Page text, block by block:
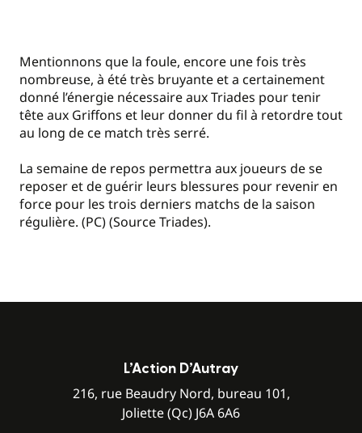
Mentionnons que la foule, encore une fois très
nombreuse, à été très bruyante et a certainement
donné l’énergie nécessaire aux Triades pour tenir
tête aux Griffons et leur donner du fil à retordre tout
au long de ce match très serré.
La semaine de repos permettra aux joueurs de se
reposer et de guérir leurs blessures pour revenir en
force pour les trois derniers matchs de la saison
régulière. (PC) (Source Triades).
L’Action D’Autray
216, rue Beaudry Nord, bureau 101,
Joliette (Qc) J6A 6A6